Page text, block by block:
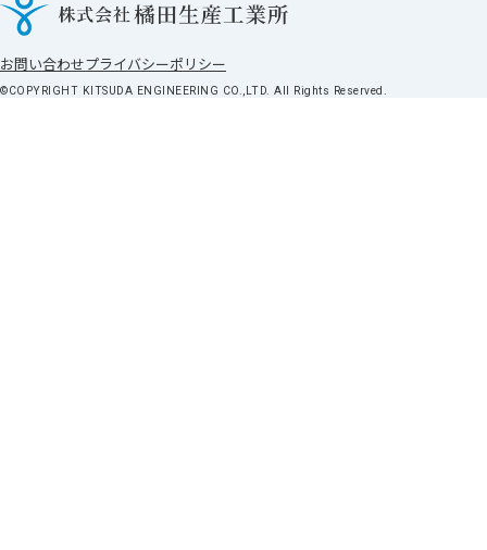
©COPYRIGHT KITSUDA ENGINEERING CO.,LTD. All Rights Reserved.
お問い合わせプライバシーポリシー